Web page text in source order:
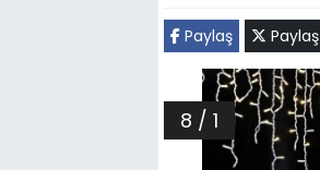
Paylaş Paylaş
8 / 1